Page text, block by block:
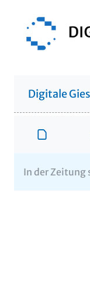
Digitale